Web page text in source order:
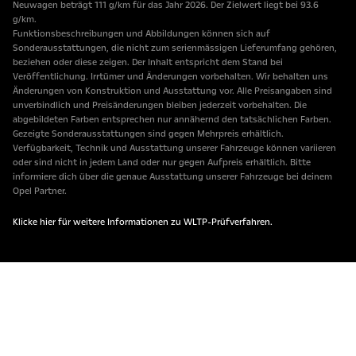
Neuwagen beträgt 111 g/km für das Jahr 2026. Der Zielwert liegt bei 93.6
g/km.
Funktionsbeschreibungen und Abbildungen können sich auf
Sonderausstattungen, die nicht zum serienmässigen Lieferumfang gehören,
beziehen oder diese zeigen. Der Inhalt entspricht dem Stand bei
Veröffentlichung. Irrtümer und Änderungen vorbehalten. Wir behalten uns
Änderungen von Konstruktion und Ausstattung vor. Alle Preisangaben sind
unverbindlich und Preisänderungen bleiben jederzeit vorbehalten. Die
abgebildeten Farben entsprechen nur annähernd den tatsächlichen Farben.
Gezeigte Sonderausstattungen sind gegen Mehrpreis erhältlich.
Verfügbarkeit, Technik und Ausstattung unserer Fahrzeuge können variieren
oder sind nicht in jedem Land oder nur gegen Aufpreis erhältlich. Bitte
informiere dich über die genaue Ausstattung unserer Fahrzeuge bei deinem
Opel Partner.
Klicke hier für weitere Informationen zu WLTP-Prüfverfahren.